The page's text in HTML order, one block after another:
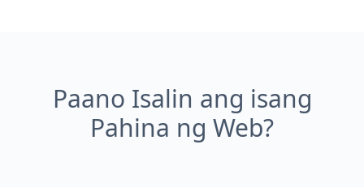
Paano Isalin ang isang
Pahina ng Web?